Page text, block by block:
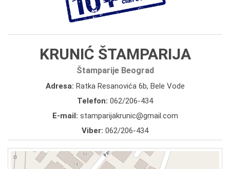
KRUNIĆ ŠTAMPARIJA
Štamparije Beograd
Adresa: Ratka Resanovića 6b, Bele Vode
Telefon: 062/206-434
E-mail: stamparijakrunic@gmail.com
Viber: 062/206-434